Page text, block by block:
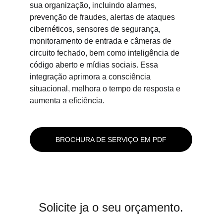
sua organização, incluindo alarmes,
prevenção de fraudes, alertas de ataques
cibernéticos, sensores de segurança,
monitoramento de entrada e câmeras de
circuito fechado, bem como inteligência de
código aberto e mídias sociais. Essa
integração aprimora a consciência
situacional, melhora o tempo de resposta e
aumenta a eficiência.
BROCHURA DE SERVIÇO EM PDF
Solicite ja o seu orçamento.